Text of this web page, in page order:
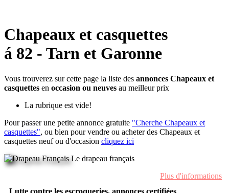
Chapeaux et casquettes
á 82 - Tarn et Garonne
Vous trouverez sur cette page la liste des annonces Chapeaux et
casquettes en occasion ou neuves au meilleur prix
La rubrique est vide!
Pour passer une petite annonce gratuite "Cherche Chapeaux et
casquettes", ou bien pour vendre ou acheter des Chapeaux et
casquettes neuf ou d'occasion cliquez ici
Le drapeau français
Plus d'informations
Lutte contre les escroqueries, annonces certifiées